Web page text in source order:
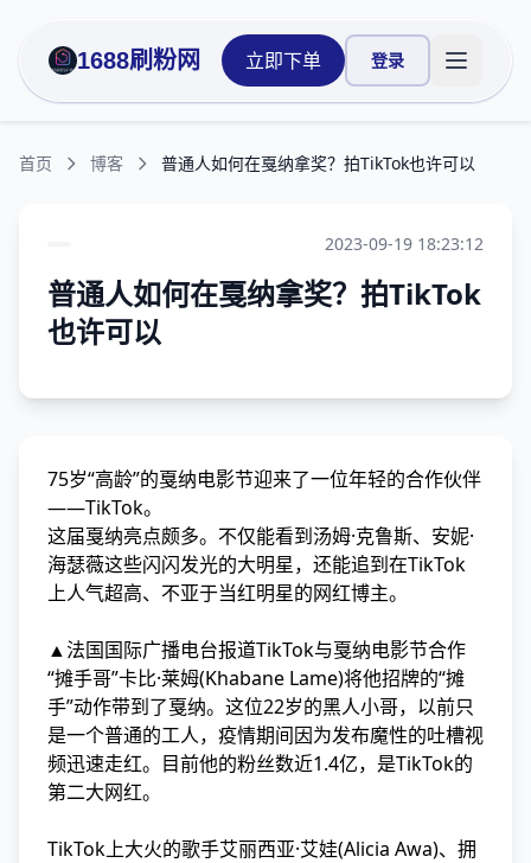
1688刷粉网 立即下单 登录 打开主
首页 博客 普通人如何在戛纳拿奖？拍TikTok也许可以
2023-09-19 18:23:12
普通人如何在戛纳拿奖？拍TikTok
也许可以
75岁“高龄”的戛纳电影节迎来了一位年轻的合作伙伴
——TikTok。
这届戛纳亮点颇多。不仅能看到汤姆·克鲁斯、安妮·
海瑟薇这些闪闪发光的大明星，还能追到在TikTok
上人气超高、不亚于当红明星的网红博主。
▲法国国际广播电台报道TikTok与戛纳电影节合作
“摊手哥”卡比·莱姆(Khabane Lame)将他招牌的“摊
手”动作带到了戛纳。这位22岁的黑人小哥，以前只
是一个普通的工人，疫情期间因为发布魔性的吐槽视
频迅速走红。目前他的粉丝数近1.4亿，是TikTok的
第二大网红。
TikTok上大火的歌手艾丽西亚·艾娃(Alicia Awa)、拥